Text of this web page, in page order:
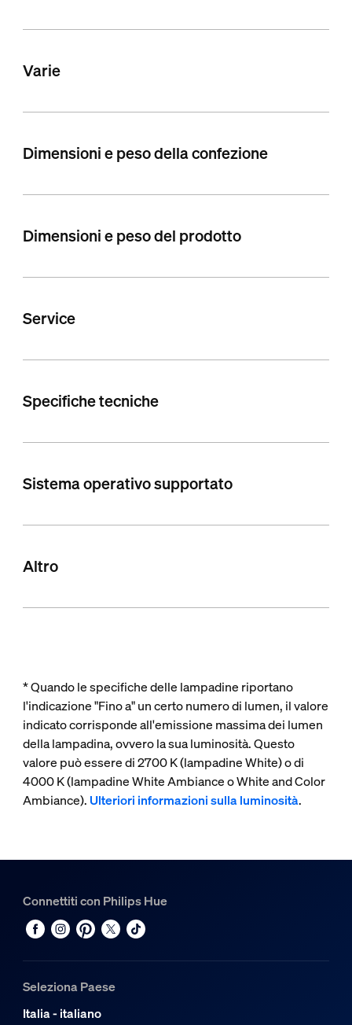
Varie
Dimensioni e peso della confezione
Dimensioni e peso del prodotto
Service
Specifiche tecniche
Sistema operativo supportato
Altro
* Quando le specifiche delle lampadine riportano
l'indicazione "Fino a" un certo numero di lumen, il valore
indicato corrisponde all'emissione massima dei lumen
della lampadina, ovvero la sua luminosità. Questo
valore può essere di 2700 K (lampadine White) o di
4000 K (lampadine White Ambiance o White and Color
Ambiance).Ulteriori informazioni sulla luminosità.
Connettiti con Philips Hue
Seleziona Paese
Italia - italiano